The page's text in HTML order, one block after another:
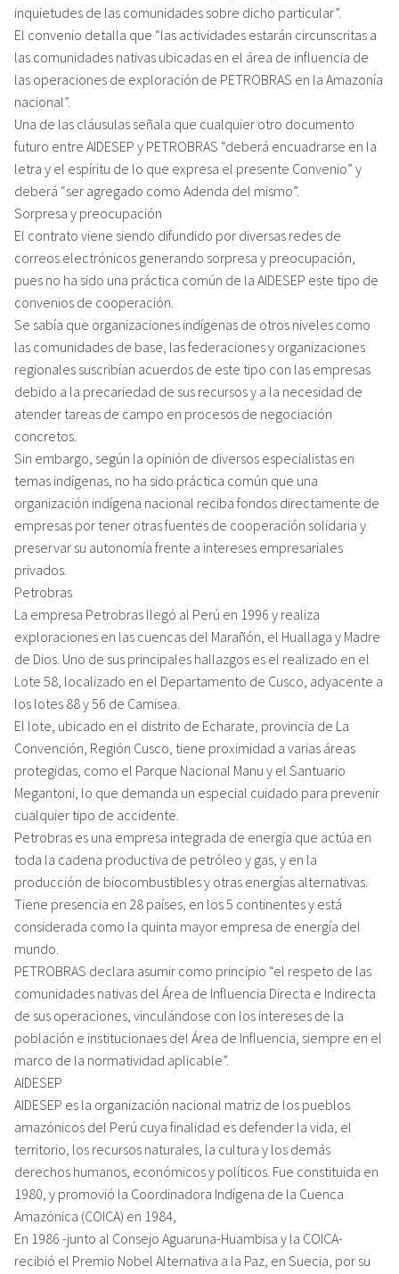
inquietudes de las comunidades sobre dicho particular”.
El convenio detalla que “las actividades estarán circunscritas a
las comunidades nativas ubicadas en el área de influencia de
las operaciones de exploración de PETROBRAS en la Amazonía
nacional”.
Una de las cláusulas señala que cualquier otro documento
futuro entre AIDESEP y PETROBRAS “deberá encuadrarse en la
letra y el espíritu de lo que expresa el presente Convenio” y
deberá “ser agregado como Adenda del mismo”.
Sorpresa y preocupación
El contrato viene siendo difundido por diversas redes de
correos electrónicos generando sorpresa y preocupación,
pues no ha sido una práctica común de la AIDESEP este tipo de
convenios de cooperación.
Se sabía que organizaciones indígenas de otros niveles como
las comunidades de base, las federaciones y organizaciones
regionales suscribían acuerdos de este tipo con las empresas
debido a la precariedad de sus recursos y a la necesidad de
atender tareas de campo en procesos de negociación
concretos.
Sin embargo, según la opinión de diversos especialistas en
temas indígenas, no ha sido práctica común que una
organización indígena nacional reciba fondos directamente de
empresas por tener otras fuentes de cooperación solidaria y
preservar su autonomía frente a intereses empresariales
privados.
Petrobras
La empresa Petrobras llegó al Perú en 1996 y realiza
exploraciones en las cuencas del Marañón, el Huallaga y Madre
de Dios. Uno de sus principales hallazgos es el realizado en el
Lote 58, localizado en el Departamento de Cusco, adyacente a
los lotes 88 y 56 de Camisea.
El lote, ubicado en el distrito de Echarate, provincia de La
Convención, Región Cusco, tiene proximidad a varias áreas
protegidas, como el Parque Nacional Manu y el Santuario
Megantoni, lo que demanda un especial cuidado para prevenir
cualquier tipo de accidente.
Petrobras es una empresa integrada de energía que actúa en
toda la cadena productiva de petróleo y gas, y en la
producción de biocombustibles y otras energías alternativas.
Tiene presencia en 28 países, en los 5 continentes y está
considerada como la quinta mayor empresa de energía del
mundo.
PETROBRAS declara asumir como principio “el respeto de las
comunidades nativas del Área de Influencia Directa e Indirecta
de sus operaciones, vinculándose con los intereses de la
población e institucionaes del Área de Influencia, siempre en el
marco de la normatividad aplicable”.
AIDESEP
AIDESEP es la organización nacional matriz de los pueblos
amazónicos del Perú cuya finalidad es defender la vida, el
territorio, los recursos naturales, la cultura y los demás
derechos humanos, económicos y políticos. Fue constituida en
1980, y promovió la Coordinadora Indígena de la Cuenca
Amazónica (COICA) en 1984,
En 1986 -junto al Consejo Aguaruna-Huambisa y la COICA-
recibió el Premio Nobel Alternativa a la Paz, en Suecia, por su